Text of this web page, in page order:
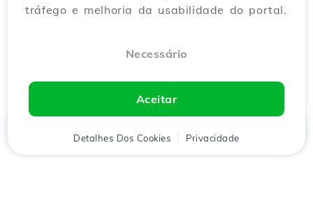
tráfego e melhoria da usabilidade do portal.
Necessário
Aceitar
Detalhes Dos Cookies Privacidade
Cliente Carrinho Chat